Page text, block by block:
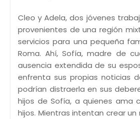
Cleo y Adela, dos jóvenes
provenientes de una región
servicios para una pequeña
Roma. Ahí, Sofía, madre de
ausencia extendida de su
enfrenta sus propias noticias
podrían distraerla en sus
hijos de Sofía, a quienes ama
hijos. Mientras intentan crear